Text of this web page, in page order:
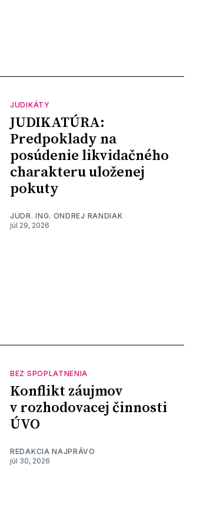
JUDIKÁTY
JUDIKATÚRA:
Predpoklady na
posúdenie likvidačného
charakteru uloženej
pokuty
JUDR. ING. ONDREJ RANDIAK
júl 29, 2026
BEZ SPOPLATNENIA
Konflikt záujmov
v rozhodovacej činnosti
ÚVO
REDAKCIA NAJPRÁVO
júl 30, 2026